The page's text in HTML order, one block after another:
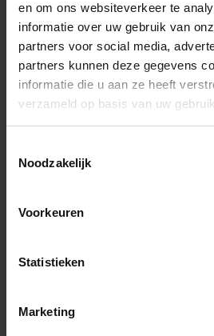
en om ons websiteverkeer te
informatie over uw gebruik van
partners voor social media,
partners kunnen deze gegevens
informatie die u aan ze heeft
verzameld op basis van uw
Noodzakelijk
Voorkeuren
Statistieken
Marketing
viscositeit 20g
Artikelnummer merk: 1921875
€ 30,76 incl. BTW